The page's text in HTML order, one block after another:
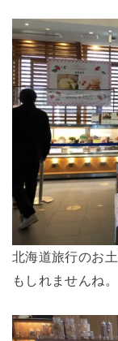
北海道旅行のお
もしれませんね。